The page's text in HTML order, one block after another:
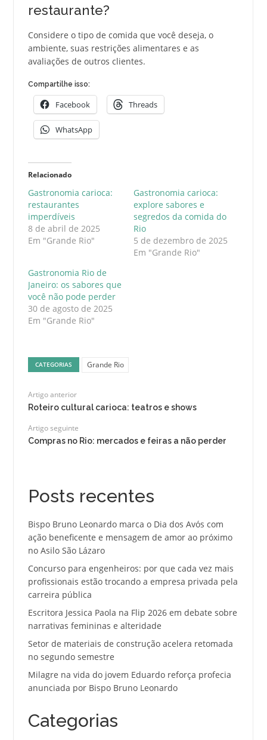
restaurante?
Considere o tipo de comida que você deseja, o
ambiente, suas restrições alimentares e as
avaliações de outros clientes.
Compartilhe isso:
Facebook Threads
WhatsApp
Relacionado
Gastronomia carioca:
restaurantes
imperdíveis
8 de abril de 2025
Em "Grande Rio"
Gastronomia carioca:
explore sabores e
segredos da comida do
Rio
5 de dezembro de 2025
Em "Grande Rio"
Gastronomia Rio de
Janeiro: os sabores que
você não pode perder
30 de agosto de 2025
Em "Grande Rio"
CATEGORIAS Grande Rio
Artigo anterior
Roteiro cultural carioca: teatros e shows
Artigo seguinte
Compras no Rio: mercados e feiras a não perder
Posts recentes
Bispo Bruno Leonardo marca o Dia dos Avós com
ação beneficente e mensagem de amor ao próximo
no Asilo São Lázaro
Concurso para engenheiros: por que cada vez mais
profissionais estão trocando a empresa privada pela
carreira pública
Escritora Jessica Paola na Flip 2026 em debate sobre
narrativas femininas e alteridade
Setor de materiais de construção acelera retomada
no segundo semestre
Milagre na vida do jovem Eduardo reforça profecia
anunciada por Bispo Bruno Leonardo
Categorias